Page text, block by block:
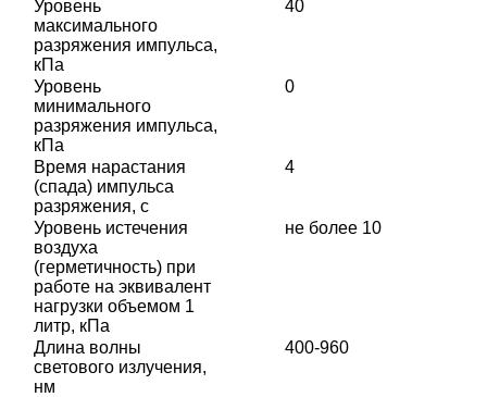
Уровень
максимального
разряжения импульса,
кПа
40
Уровень
минимального
разряжения импульса,
кПа
0
Время нарастания
(спада) импульса
разряжения, с
4
Уровень истечения
воздуха
(герметичность) при
работе на эквивалент
нагрузки объемом 1
литр, кПа
не более 10
Длина волны
светового излучения,
нм
400-960